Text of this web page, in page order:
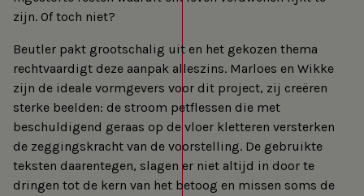
zijn. Of toch niet?
Beutler pakt grootschalig uit en het gekozen thema
rechtvaardigt deze aanpak alleszins. Marloes en Wikke
zijn de ideale vormgevers voor dit project, zij creëren
sterke beelden: de stroom petflessen die met
beschuldigend geraas op de vloer kletteren versterken
de zeggingskracht van de voorstelling. De gebruikte
teksten daarentegen, slagen er niet altijd in door te
dringen tot de kern van het betoog en missen soms de